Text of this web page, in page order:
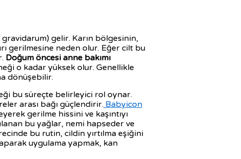
gelir. Karın bölgesinin,
gerilmesine neden olur. Eğer cilt bu
Doğum öncesi anne bakımı
o kadar yüksek olur. Genellikle
dönüşebilir.
bu süreçte belirleyici rol oynar.
arası bağı güçlendirir. Babyicon
gerilme hissini ve kaşıntıyı
bu yağlar, nemi hapseder ve
bu rutin, cildin yırtılma eşiğini
uygulama yapmak, kan